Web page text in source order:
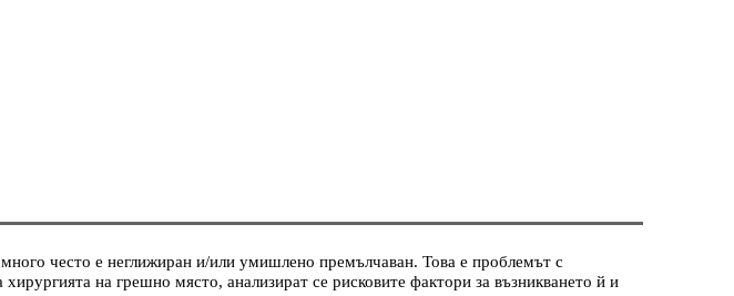
често е неглижиран и/или умишлено премълчаван. Това е проблемът с
на грешно място, анализират се рисковите фактори за възникването й и